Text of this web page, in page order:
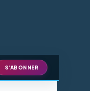
S'ABONNER